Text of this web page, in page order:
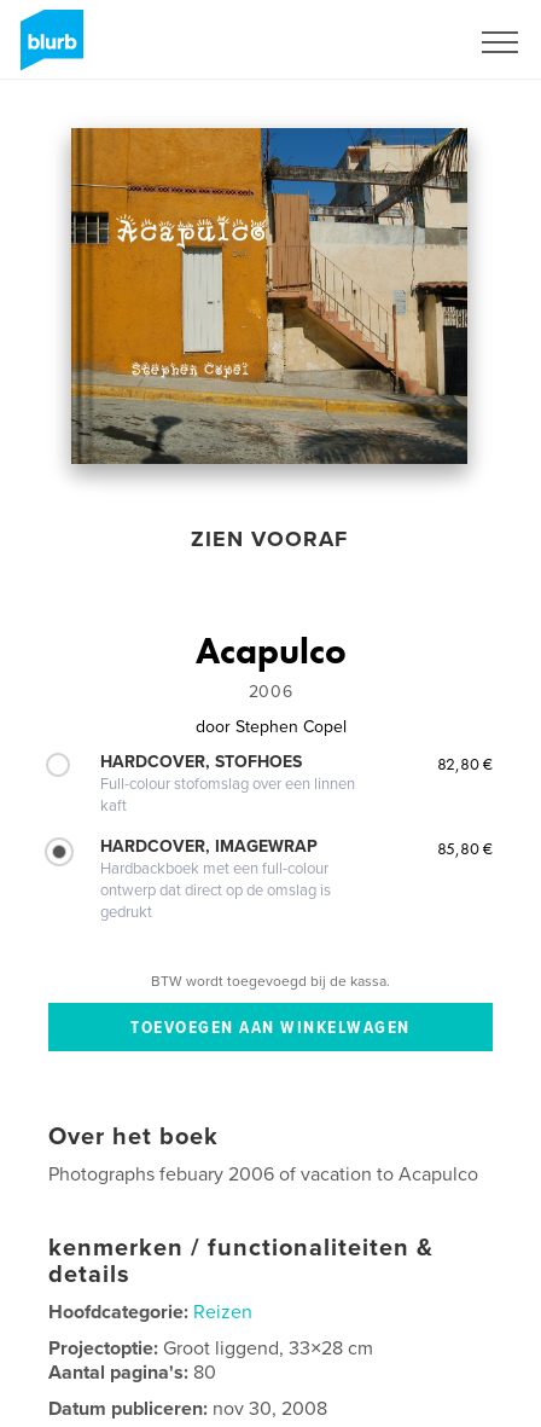
ZIEN VOORAF
Acapulco
2006
door Stephen Copel
HARDCOVER, STOFHOES
Full-colour stofomslag over een linnen
kaft
82,80 €
HARDCOVER, IMAGEWRAP
Hardbackboek met een full-colour
ontwerp dat direct op de omslag is
gedrukt
85,80 €
BTW wordt toegevoegd bij de kassa.
Over het boek
Photographs febuary 2006 of vacation to Acapulco
kenmerken / functionaliteiten &
details
Hoofdcategorie: Reizen
Projectoptie: Groot liggend, 33×28 cm
Aantal pagina's: 80
Datum publiceren: nov 30, 2008